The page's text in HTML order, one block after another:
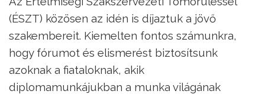
(ÉSZT) közösen az idén is díjaztuk a jövő
szakembereit. Kiemelten fontos számunkra,
hogy fórumot és elismerést biztosítsunk
azoknak a fiataloknak, akik
diplomamunkájukban a munka világának